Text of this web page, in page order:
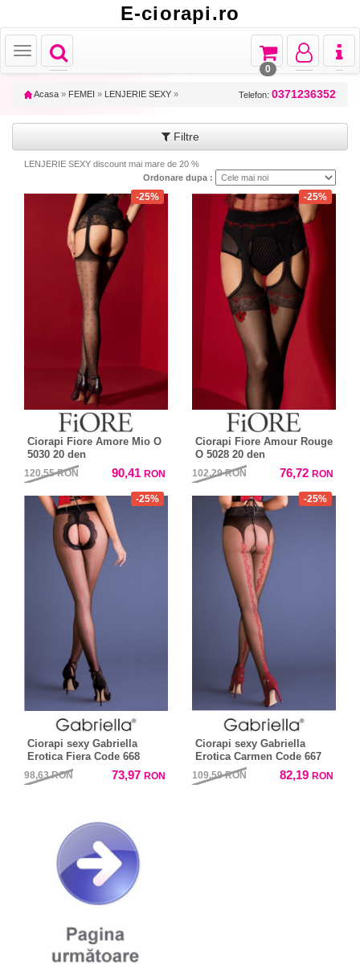
E-ciorapi.ro
Toggle
navigation
Toggle
Toggle
navigation
Toggle
navigation
Toggle
navigation
0
Acasa » FEMEI » LENJERIE SEXY » Telefon: 0371236352
Filtre
LENJERIE SEXY discount mai mare de 20 %
Ordonare dupa :
-25%
Ciorapi Fiore Amore Mio O
5030 20 den
120,55RON 90,41 RON
-25%
Ciorapi Fiore Amour Rouge
O 5028 20 den
102,29RON 76,72 RON
-25%
Ciorapi sexy Gabriella
Erotica Fiera Code 668
98,63RON 73,97 RON
-25%
Ciorapi sexy Gabriella
Erotica Carmen Code 667
109,59RON 82,19 RON